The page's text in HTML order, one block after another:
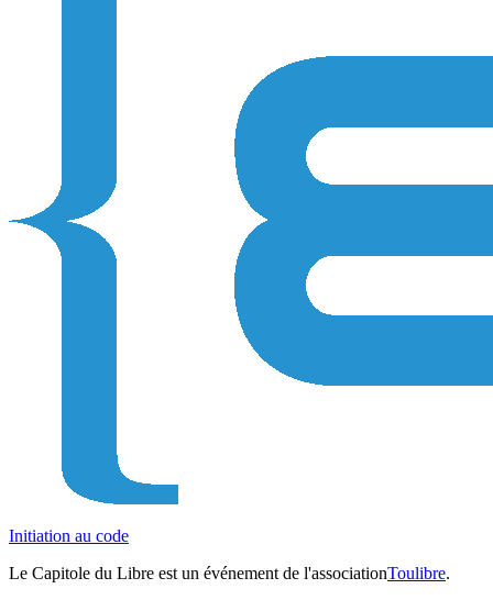
Initiation au code
Le Capitole du Libre est un événement de l'associationToulibre.